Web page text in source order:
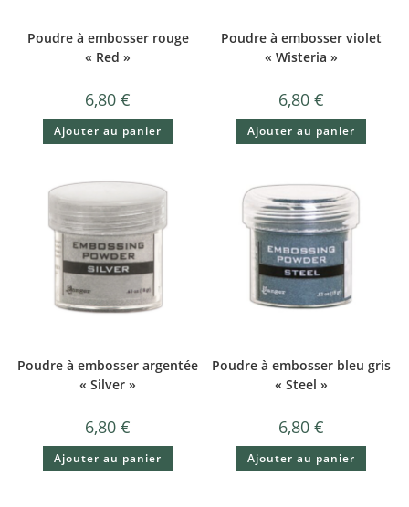
Poudre à embosser rouge
« Red »
6,80€
Ajouter au panier
Poudre à embosser violet
« Wisteria »
6,80 €
Ajouter au panier
Poudre à embosser argentée
« Silver »
6,80€
Ajouter au panier
Poudre à embosser bleu gris
« Steel »
6,80 €
Ajouter au panier